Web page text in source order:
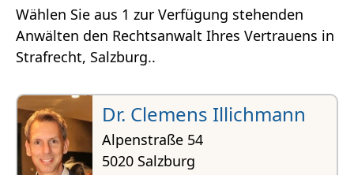
Wählen Sie aus 1 zur Verfügung stehenden
Anwälten den Rechtsanwalt Ihres Vertrauens in
Strafrecht, Salzburg..
Dr. Clemens Illichmann
Alpenstraße 54
5020 Salzburg